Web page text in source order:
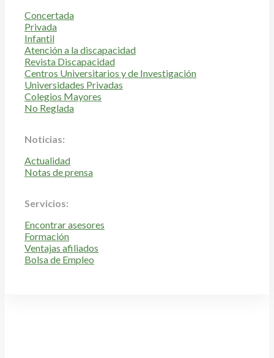
Concertada
Privada
Infantil
Atención a la discapacidad
Revista Discapacidad
Centros Universitarios y de Investigación
Universidades Privadas
Colegios Mayores
No Reglada
Noticias:
Actualidad
Notas de prensa
Servicios:
Encontrar asesores
Formación
Ventajas afiliados
Bolsa de Empleo